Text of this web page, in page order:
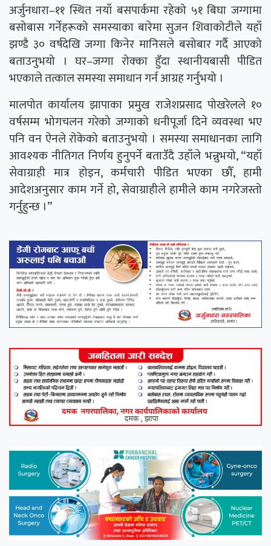
अर्जुनधारा–११ स्थित नयाँ बसपार्कमा रहेको ५१ बिघा जग्गामा
बसोबास गर्नेहरूको समस्याका बारेमा सुजन शिवाकोटीले यहाँ
झण्डै ३० वर्षदेखि जग्गा किनेर मानिसले बसोबार गर्दै आएको
बताउनुभयो । घर–जग्गा रोक्का हुँदा स्थानीयबासी पीडित
भएकाले तत्काल समस्या समाधान गर्न आग्रह गर्नुभयो ।
मालपोत कार्यालय झापाका प्रमुख राजेशप्रसाद पोखरेलले १०
वर्षसम्म भोगचलन गरेको जग्गाको धनीपूर्जा दिने व्यवस्था भए
पनि वन ऐनले रोकेको बताउनुभयो । समस्या समाधानका लागि
आवश्यक नीतिगत निर्णय हुनुपर्ने बताउँदै उहाँले भन्नुभयो, “यहाँ
सेवाग्राही मात्र होइन, कर्मचारी पीडित भएका छौँ, हामी
आदेशअनुसार काम गर्ने हो, सेवाग्राहीले हामीले काम नगरेजस्तो
गर्नुहुन्छ ।”